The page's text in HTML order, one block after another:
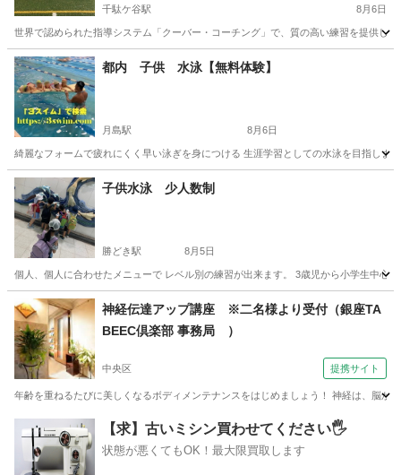
千駄ケ谷駅 8月6日
世界で認められた指導システム「クーバー・コーチング」で、質の高い練習を提供し
東京 新宿区 千駄ケ谷駅 サッカー コーチング
都内 子供 水泳【無料体験】
月島駅 8月6日
綺麗なフォームで疲れにくく早い泳ぎを身につける 生涯学習としての水泳を目指し
東京 中央区 月島駅 水泳 泳ぎ
子供水泳 少人数制
勝どき駅 8月5日
個人、個人に合わせたメニューで レベル別の練習が出来ます。 3歳児から小学生中心
東京 中央区 勝どき駅 水泳 少人数
神経伝達アップ講座 ※二名様より受付（銀座TA
BEEC倶楽部 事務局 ）
中央区 提携サイト
年齢を重ねるたびに美しくなるボディメンテナンスをはじめましょう！ 神経は、脳
東京 中央区 その他
【求】古いミシン買わせてください🖐️
状態が悪くてもOK！最大限買取します